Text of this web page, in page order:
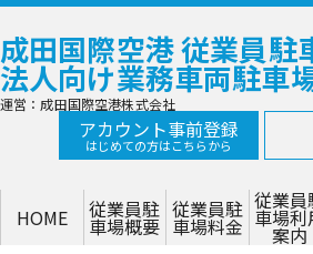
成田国際空港 従業員駐
法人向け業務車両駐車
運営：成田国際空港株式会社
アカウント事前登録
はじめての方はこちらから
HOME 従業員駐
車場概要
従業員駐
車場料金
従業員
車場利
案内